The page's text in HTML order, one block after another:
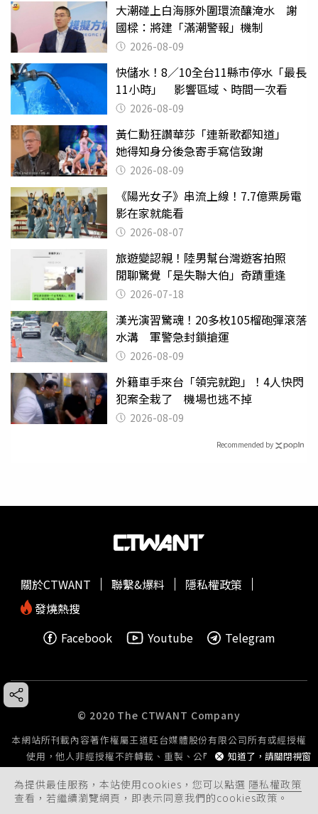
大潮碰上白海豚外圍環流釀淹水 謝
國樑：將建「滿潮警報」機制
2026-08-09
快儲水！8／10全台11縣市停水「最長
11小時」 影響區域、時間一次看
2026-08-09
黃仁勳狂讚華莎「連新歌都知道」
她得知身分後急寄手寫信致謝
2026-08-09
《陽光女子》串流上線！7.7億票房電
影在家就能看
2026-08-07
旅遊變認親！陸男幫台灣遊客拍照
閒聊驚覺「是失聯大伯」奇蹟重逢
2026-07-18
漢光演習驚魂！20多枚105榴砲彈滾落
水溝 軍警急封鎖搶運
2026-08-09
外籍車手來台「領完就跑」！4人快閃
犯案全栽了 機場也逃不掉
2026-08-09
Recommended by
為提供最佳服務，本站使用cookies，您可以點選 隱私權政策
查看，若繼續瀏覽網頁，即表示同意我們的cookies政策。
知道了，請關閉視窗
關於CTWANT 聯繫&爆料
隱私權政策
發燒熱搜
Facebook
Youtube Telegram
© 2020 The CTWANT Company
本網站所刊載內容著作權屬王道旺台媒體股份有限公司所有或經授權
使用，他人非經授權不許轉載、重製、公開播送或公開傳輸。